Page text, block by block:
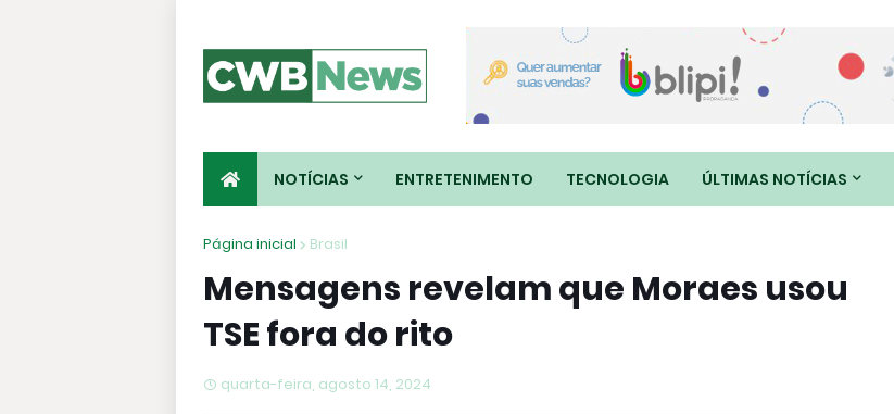
NOTÍCIAS ENTRETENIMENTO TECNOLOGIA ÚLTIMAS NOTÍCIAS
Página inicial Brasil
Mensagens revelam que Moraes usou
TSE fora do rito
quarta-feira, agosto 14, 2024